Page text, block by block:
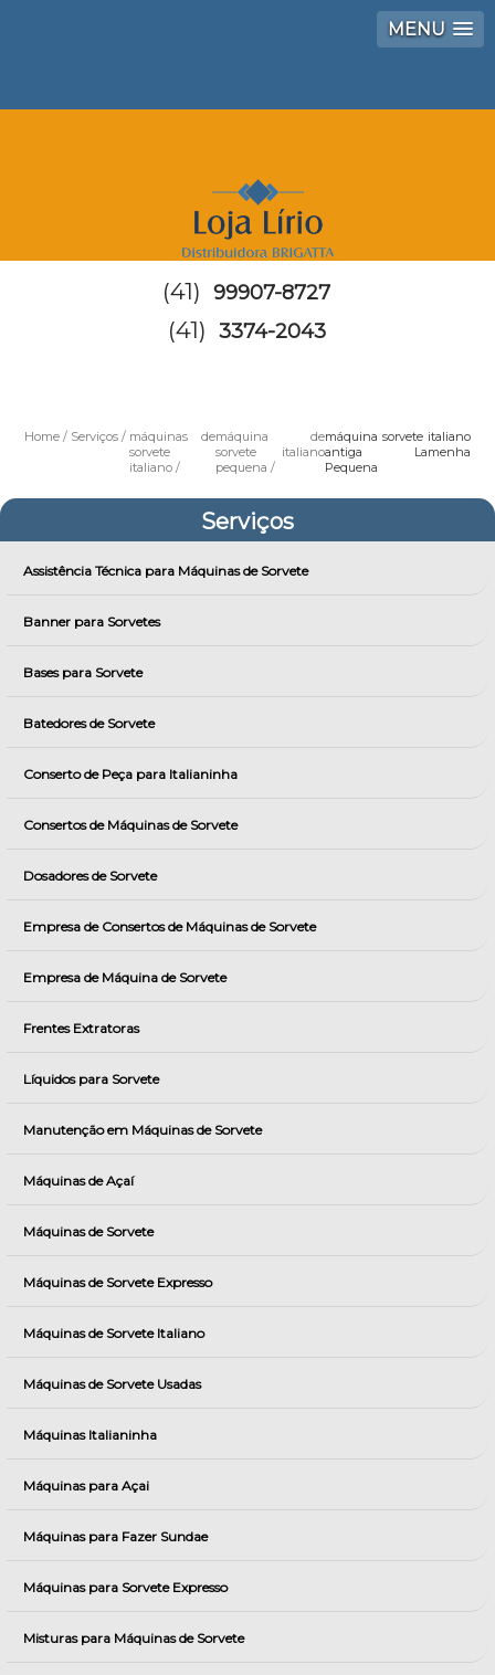
MENU
(41) 99907-8727
(41) 3374-2043
Home Serviços
máquinas de
sorvete
italiano
máquina de
sorvete italiano
pequena
máquina sorvete italiano
antiga Lamenha
Pequena
Serviços
Assistência Técnica para Máquinas de Sorvete
Banner para Sorvetes
Bases para Sorvete
Batedores de Sorvete
Conserto de Peça para Italianinha
Consertos de Máquinas de Sorvete
Dosadores de Sorvete
Empresa de Consertos de Máquinas de Sorvete
Empresa de Máquina de Sorvete
Frentes Extratoras
Líquidos para Sorvete
Manutenção em Máquinas de Sorvete
Máquinas de Açaí
Máquinas de Sorvete
Máquinas de Sorvete Expresso
Máquinas de Sorvete Italiano
Máquinas de Sorvete Usadas
Máquinas Italianinha
Máquinas para Açai
Máquinas para Fazer Sundae
Máquinas para Sorvete Expresso
Misturas para Máquinas de Sorvete